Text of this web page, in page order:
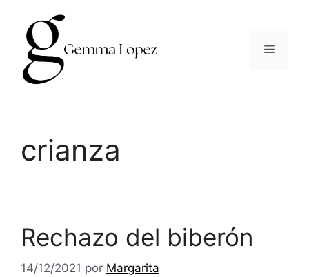
contenido
Menú
crianza
Rechazo del biberón
14/12/2021 por Margarita